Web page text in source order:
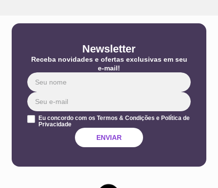
Newsletter
Receba novidades e ofertas exclusivas em seu
e-mail!
Eu concordo com os Termos & Condições e Política de
Privacidade
ENVIAR